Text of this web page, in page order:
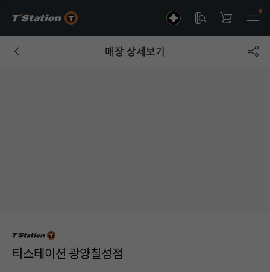
매장 상세보기
티스테이션 광양칠성점